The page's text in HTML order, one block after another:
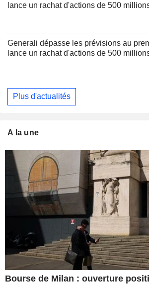
lance un rachat d'actions de 500
Generali dépasse les prévisions au
lance un rachat d'actions de 500
Plus d'actualités
A la une
Bourse de Milan : ouverture